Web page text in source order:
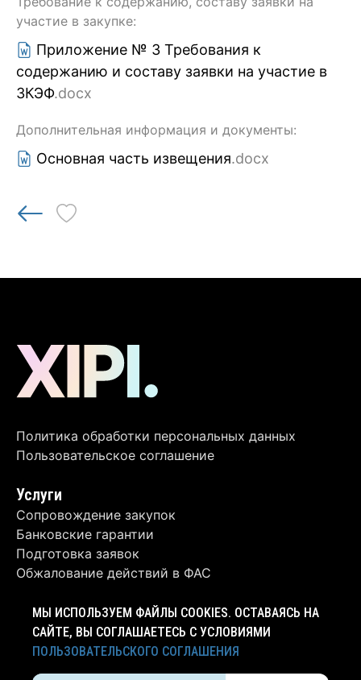
участие в закупке:
Приложение № 3 Требования к
содержанию и составу заявки на участие в
ЗКЭФ.docx
Дополнительная информация и документы:
Основная часть извещения.docx
Политика обработки персональных данных
Пользовательское соглашение
Услуги
Сопровождение закупок
Банковские гарантии
Подготовка заявок
Обжалование действий в ФАС
Контакты
+7 (4012) 63-62-06
МЫ ИСПОЛЬЗУЕМ ФАЙЛЫ COOKIES. ОСТАВАЯСЬ НА
САЙТЕ, ВЫ СОГЛАШАЕТЕСЬ С УСЛОВИЯМИ
ПОЛЬЗОВАТЕЛЬСКОГО СОГЛАШЕНИЯ